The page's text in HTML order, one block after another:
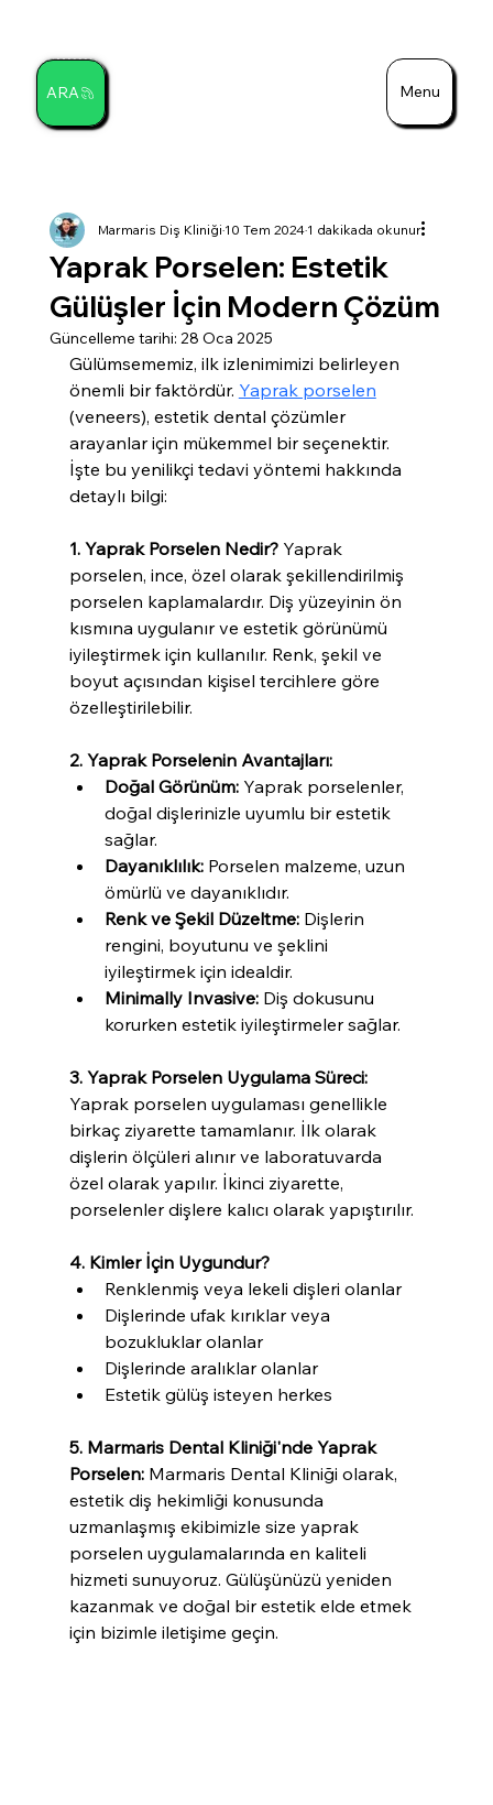
Menu
ARA
Yaprak Porselen: Estetik
Gülüşler İçin Modern Çözüm
Marmaris Diş Kliniği10 Tem 20241 dakikada okunur
Güncelleme tarihi: 28 Oca 2025
Gülümsememiz, ilk izlenimimizi belirleyen
önemli bir faktördür. Yaprak porselen
(veneers), estetik dental çözümler
arayanlar için mükemmel bir seçenektir.
İşte bu yenilikçi tedavi yöntemi hakkında
detaylı bilgi:
1. Yaprak Porselen Nedir? Yaprak
porselen, ince, özel olarak şekillendirilmiş
porselen kaplamalardır. Diş yüzeyinin ön
kısmına uygulanır ve estetik görünümü
iyileştirmek için kullanılır. Renk, şekil ve
boyut açısından kişisel tercihlere göre
özelleştirilebilir.
2. Yaprak Porselenin Avantajları:
Doğal Görünüm: Yaprak porselenler,
doğal dişlerinizle uyumlu bir estetik
sağlar.
Dayanıklılık: Porselen malzeme, uzun
ömürlü ve dayanıklıdır.
Renk ve Şekil Düzeltme: Dişlerin
rengini, boyutunu ve şeklini
iyileştirmek için idealdir.
Minimally Invasive: Diş dokusunu
korurken estetik iyileştirmeler sağlar.
3. Yaprak Porselen Uygulama Süreci:
Yaprak porselen uygulaması genellikle
birkaç ziyarette tamamlanır. İlk olarak
dişlerin ölçüleri alınır ve laboratuvarda
özel olarak yapılır. İkinci ziyarette,
porselenler dişlere kalıcı olarak yapıştırılır.
4. Kimler İçin Uygundur?
Renklenmiş veya lekeli dişleri olanlar
Dişlerinde ufak kırıklar veya
bozukluklar olanlar
Dişlerinde aralıklar olanlar
Estetik gülüş isteyen herkes
5. Marmaris Dental Kliniği'nde Yaprak
Porselen: Marmaris Dental Kliniği olarak,
estetik diş hekimliği konusunda
uzmanlaşmış ekibimizle size yaprak
porselen uygulamalarında en kaliteli
hizmeti sunuyoruz. Gülüşünüzü yeniden
kazanmak ve doğal bir estetik elde etmek
için bizimle iletişime geçin.